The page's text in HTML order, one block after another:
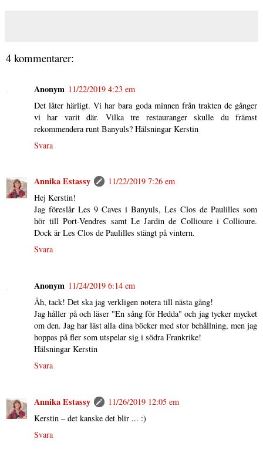
4 kommentarer:
Anonym 11/22/2019 4:23 em
Det låter härligt. Vi har bara goda minnen från trakten de gånger
vi har varit där. Vilka tre restauranger skulle du främst
rekommendera runt Banyuls? Hälsningar Kerstin
Svara
Annika Estassy
11/22/2019 7:26 em
Hej Kerstin!
Jag föreslår Les 9 Caves i Banyuls, Les Clos de Paulilles som
hör till Port-Vendres samt Le Jardin de Collioure i Collioure.
Dock är Les Clos de Paulilles stängt på vintern.
Svara
Anonym 11/24/2019 6:14 em
Åh, tack! Det ska jag verkligen notera till nästa gång!
Jag håller på och läser "En sång för Hedda" och jag tycker mycket
om den. Jag har läst alla dina böcker med stor behållning, men jag
hoppas på fler som utspelar sig i södra Frankrike!
Hälsningar Kerstin
Svara
Annika Estassy
11/26/2019 12:05 em
Kerstin – det kanske det blir ... :)
Svara